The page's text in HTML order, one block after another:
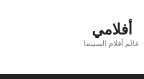
أفلامي
عالم أفلام السينما